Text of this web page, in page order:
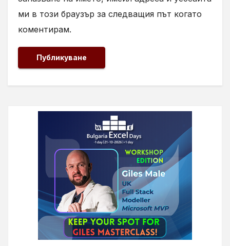
ми в този браузър за следващия път когато
коментирам.